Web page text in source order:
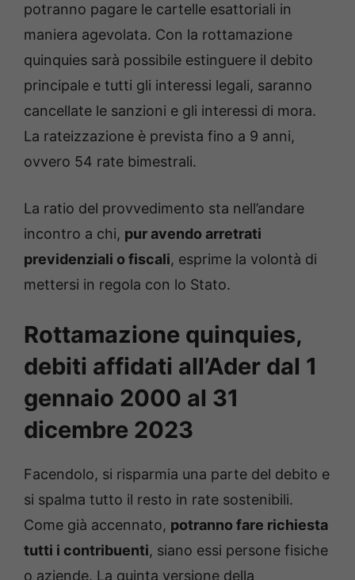
potranno pagare le cartelle esattoriali in
maniera agevolata. Con la rottamazione
quinquies sarà possibile estinguere il debito
principale e tutti gli interessi legali, saranno
cancellate le sanzioni e gli interessi di mora.
La rateizzazione è prevista fino a 9 anni,
ovvero 54 rate bimestrali.
La ratio del provvedimento sta nell’andare
incontro a chi, pur avendo arretrati
previdenziali o fiscali, esprime la volontà di
mettersi in regola con lo Stato.
Rottamazione quinquies,
debiti affidati all’Ader dal 1
gennaio 2000 al 31
dicembre 2023
Facendolo, si risparmia una parte del debito e
si spalma tutto il resto in rate sostenibili.
Come già accennato, potranno fare richiesta
tutti i contribuenti, siano essi persone fisiche
o aziende. La quinta versione della